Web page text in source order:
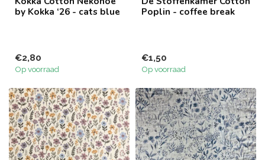
by Kokka ‘26 - cats blue
€2,80
Op voorraad
Poplin - coffee break
€1,50
Op voorraad